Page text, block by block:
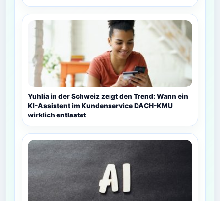
Yuhlia in der Schweiz zeigt den Trend: Wann ein
KI-Assistent im Kundenservice DACH-KMU
wirklich entlastet